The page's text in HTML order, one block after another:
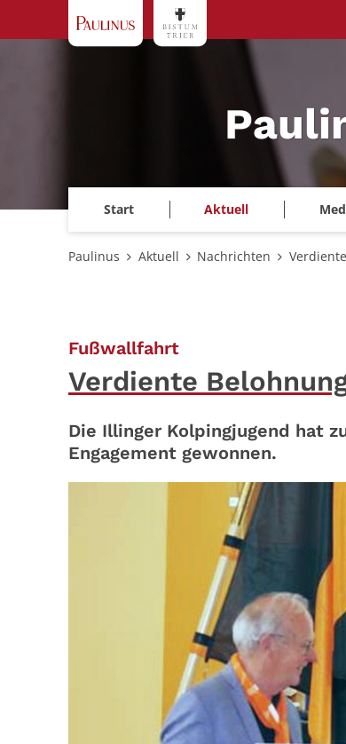
Start Aktuell
Paulinus Aktuell Nachrichten
Fußwallfahrt:
Verdiente
Die Illinger Kolpingjugend hat
Engagement gewonnen.